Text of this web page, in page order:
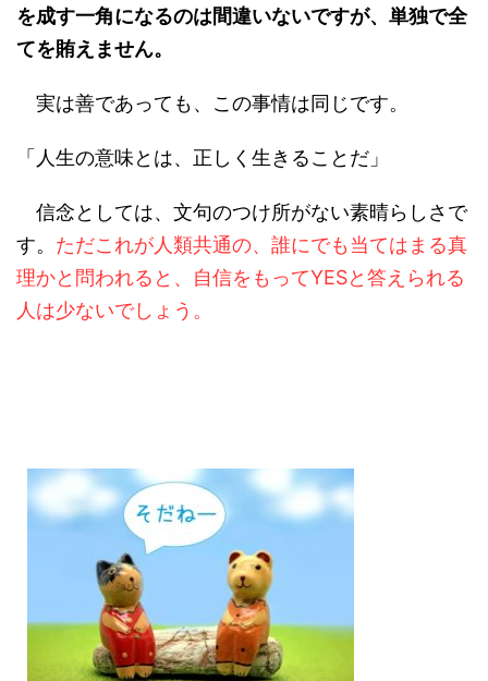
を成す一角になるのは間違いないですが、単独で全
てを賄えません。
実は善であっても、この事情は同じです。
「人生の意味とは、正しく生きることだ」
信念としては、文句のつけ所がない素晴らしさで
す。 ただこれが人類共通の、誰にでも当てはまる真
理かと問われると、自信をもってYESと答えられる
人は少ないでしょう。